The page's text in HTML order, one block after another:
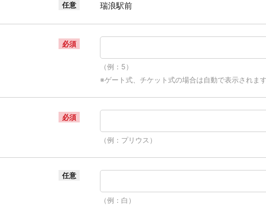
任意 瑞浪駅前
必須
（例：5）
※ゲート式、チケット式の場合は自動で表示されます
必須
（例：プリウス）
任意
（例：白）